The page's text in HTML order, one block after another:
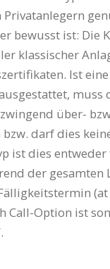
Privatanlegern
bewusst ist: Die
klassischer
Ist
muss
über-
darf dies
ist dies
der gesamten
Call-Option ist